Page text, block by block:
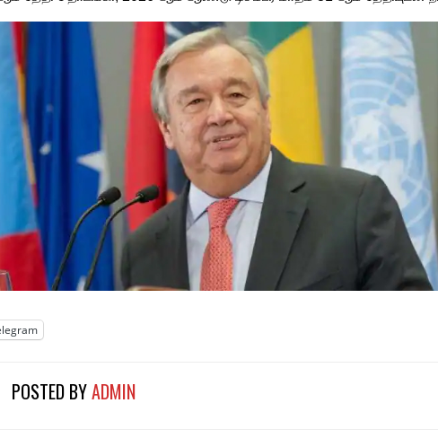
POSTED BYADMIN